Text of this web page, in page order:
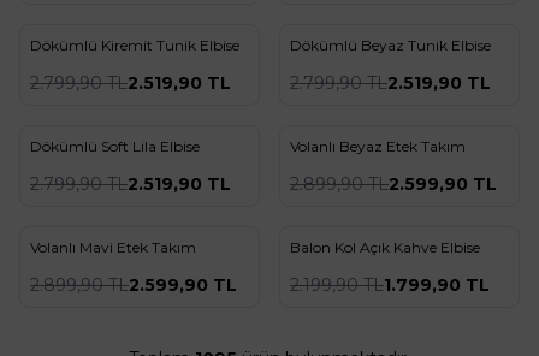
Yeni
% 10
Dökümlü Kiremit Tunik Elbise
2.799,90TL2.519,90 TL
Yeni
% 10
Dökümlü Beyaz Tunik Elbise
2.799,90TL2.519,90 TL
Yeni
% 10
Dökümlü Soft Lila Elbise
2.799,90TL2.519,90 TL
Yeni
% 10
Volanlı Beyaz Etek Takım
2.899,90TL2.599,90 TL
Yeni
% 10
Volanlı Mavi Etek Takım
2.899,90TL2.599,90 TL
Yeni
% 18
Balon Kol Açık Kahve Elbise
2.199,90TL1.799,90 TL